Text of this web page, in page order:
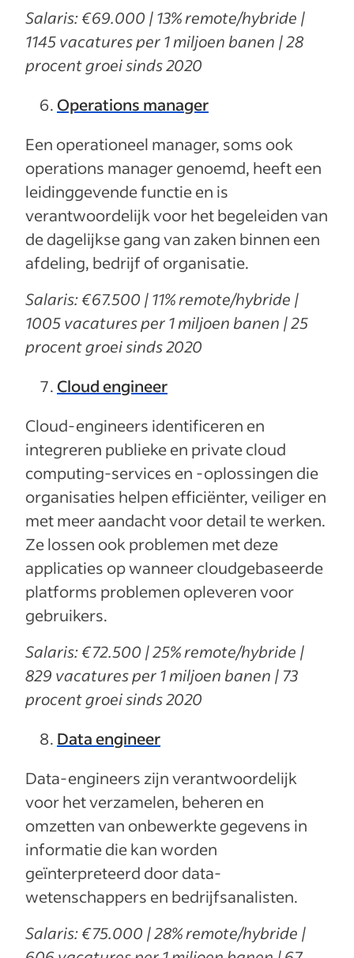
Salaris: €69.000 | 13% remote/hybride |
1145 vacatures per 1 miljoen banen | 28
procent groei sinds 2020
Operations manager
Een operationeel manager, soms ook
operations manager genoemd, heeft een
leidinggevende functie en is
verantwoordelijk voor het begeleiden van
de dagelijkse gang van zaken binnen een
afdeling, bedrijf of organisatie.
Salaris: €67.500 | 11% remote/hybride |
1005 vacatures per 1 miljoen banen | 25
procent groei sinds 2020
Cloud engineer
Cloud-engineers identificeren en
integreren publieke en private cloud
computing-services en -oplossingen die
organisaties helpen efficiënter, veiliger en
met meer aandacht voor detail te werken.
Ze lossen ook problemen met deze
applicaties op wanneer cloudgebaseerde
platforms problemen opleveren voor
gebruikers.
Salaris: €72.500 | 25% remote/hybride |
829 vacatures per 1 miljoen banen | 73
procent groei sinds 2020
Data engineer
Data-engineers zijn verantwoordelijk
voor het verzamelen, beheren en
omzetten van onbewerkte gegevens in
informatie die kan worden
geïnterpreteerd door data-
wetenschappers en bedrijfsanalisten.
Salaris: €75.000 | 28% remote/hybride |